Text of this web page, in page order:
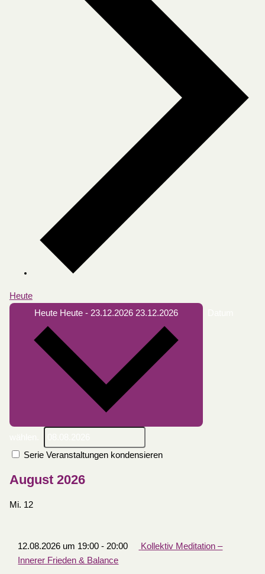
Heute
Heute Heute - 23.12.2026 23.12.2026
Serie Veranstaltungen kondensieren
August 2026
Mi. 12
12.08.2026 um 19:00 - 20:00
Kollektiv Meditation –
Innerer Frieden & Balance